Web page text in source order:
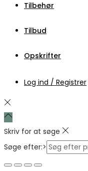
Tilbehør
Tilbud
Opskrifter
Log ind / Registrer
Skriv for at søge
Søge efter:>